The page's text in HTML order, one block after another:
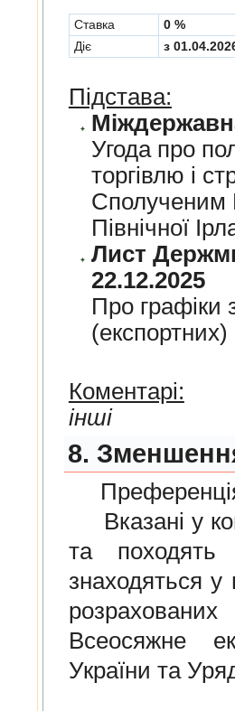
Cтавка
0 %
Діє
з
Підстава:
Угода про
торгiвлю i
Сполученим
Пiвнiчної
Лист
22.12.2025
Про графiки
Коментарі:
інші
8.
Вказані у
та походять
знаходяться у
Всеосяжне
України та